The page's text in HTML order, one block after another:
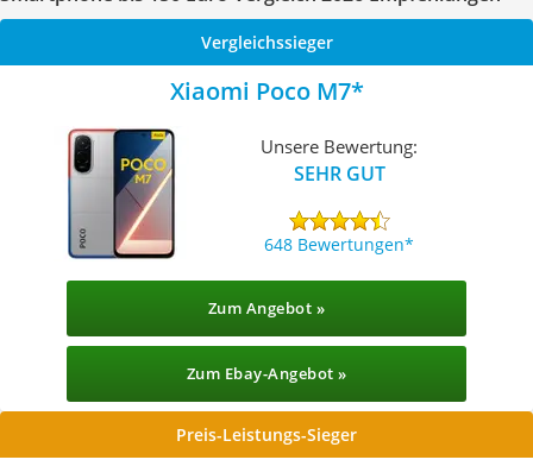
Vergleichssieger
Xiaomi Poco M7
Unsere Bewertung:
SEHR GUT
648 Bewertungen
Zum Angebot »
Zum Ebay-Angebot »
Preis-Leistungs-Sieger